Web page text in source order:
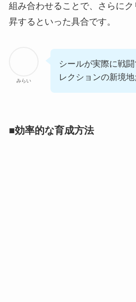
組み合わせることで、さらに
昇するといった具合です。
みらい
シールが実際に戦
レクションの新境地
■効率的な育成方法